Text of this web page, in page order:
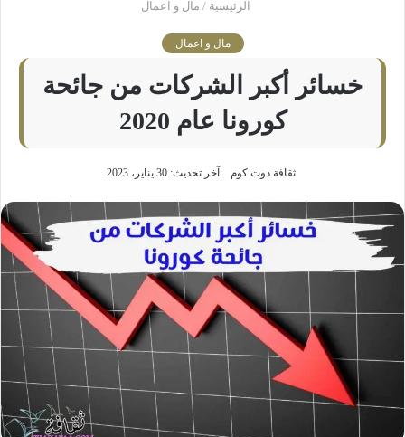
الرئيسية / مال و اعمال
مال و اعمال
خسائر أكبر الشركات من جائحة
كورونا عام 2020
ثقافة دوت كوم آخر تحديث: 30 يناير، 2023